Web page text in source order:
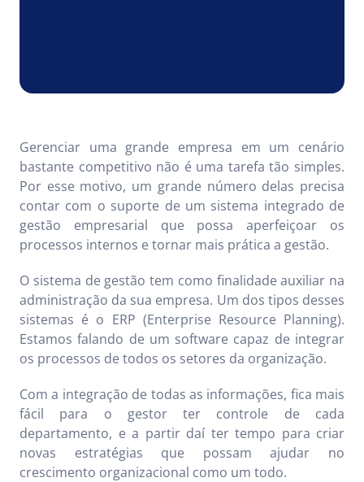
Gerenciar uma grande empresa em um cenário
bastante competitivo não é uma tarefa tão simples.
Por esse motivo, um grande número delas precisa
contar com o suporte de um sistema integrado de
gestão empresarial que possa aperfeiçoar os
processos internos e tornar mais prática a gestão.
O sistema de gestão tem como finalidade auxiliar na
administração da sua empresa. Um dos tipos desses
sistemas é o ERP (Enterprise Resource Planning).
Estamos falando de um software capaz de integrar
os processos de todos os setores da organização.
Com a integração de todas as informações, fica mais
fácil para o gestor ter controle de cada
departamento, e a partir daí ter tempo para criar
novas estratégias que possam ajudar no
crescimento organizacional como um todo.